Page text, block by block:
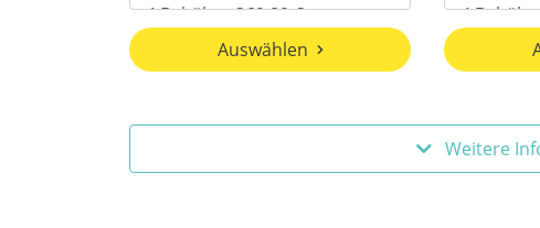
Auswählen
Weitere